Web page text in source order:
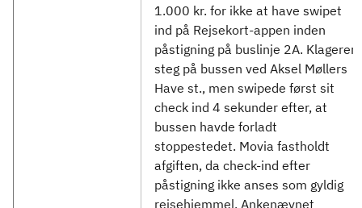
1.000 kr. for ikke at have swipet
ind på Rejsekort-appen inden
påstigning på buslinje 2A. Klageren
steg på bussen ved Aksel Møllers
Have st., men swipede først sit
check ind 4 sekunder efter, at
bussen havde forladt
stoppestedet. Movia fastholdt
afgiften, da check-ind efter
påstigning ikke anses som gyldig
rejsehjemmel. Ankenævnet